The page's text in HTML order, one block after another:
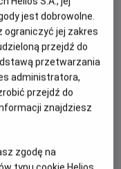
Nolan
Matt Damon, Tom
jest dobrowolne.
ograniczyć jej zakres
przejdź do
przetwarzania
administratora,
przejdź do
znajdziesz
zgodę na